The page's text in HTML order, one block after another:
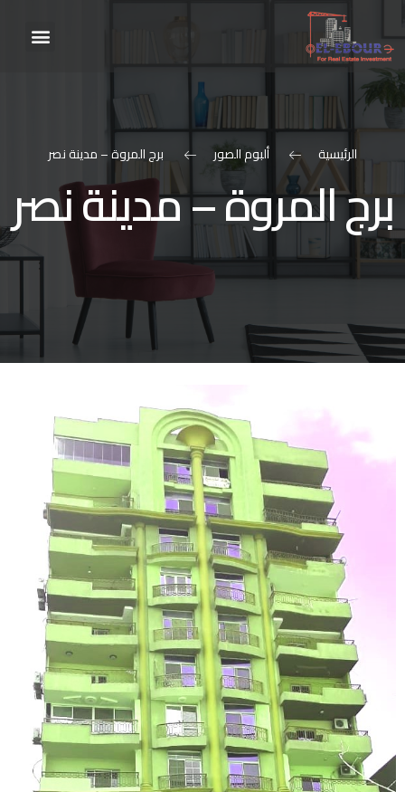
الرئيسية ألبوم الصور برج المروة – مدينة نصر
برج المروة – مدينة نصر